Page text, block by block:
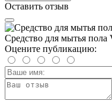
Оставить отзыв
Средство для мытья пола
Оцените публикацию: